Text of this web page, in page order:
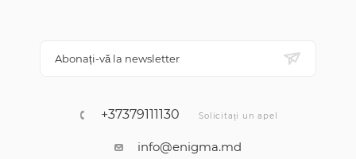
Abonați-vă la newsletter
+37379111130 Solicitați un apel
info@enigma.md